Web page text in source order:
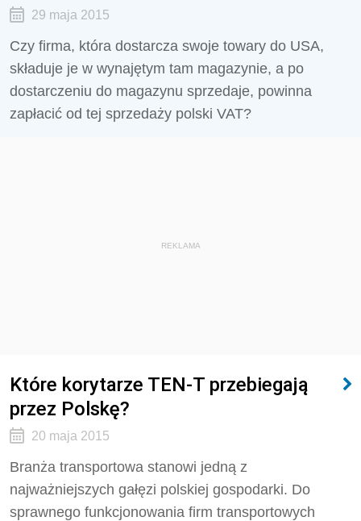
29 maja 2015
Czy firma, która dostarcza swoje towary do USA,
składuje je w wynajętym tam magazynie, a po
dostarczeniu do magazynu sprzedaje, powinna
zapłacić od tej sprzedaży polski VAT?
REKLAMA
Które korytarze TEN-T przebiegają
przez Polskę?
20 maja 2015
Branża transportowa stanowi jedną z
najważniejszych gałęzi polskiej gospodarki. Do
sprawnego funkcjonowania firm transportowych